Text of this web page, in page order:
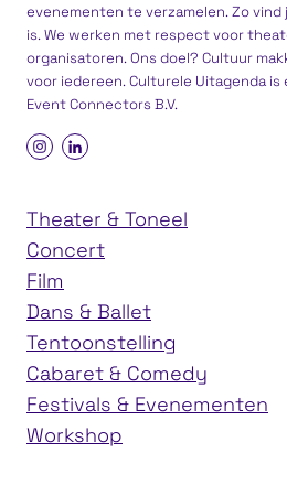
evenementen te verzamelen. Zo
is. We werken met respect voor
organisatoren. Ons doel? Cultuur
voor iedereen. Culturele Uitagenda is
Event Connectors B.V.
Theater & Toneel
Concert
Film
Dans & Ballet
Tentoonstelling
Cabaret & Comedy
Festivals & Evenementen
Workshop